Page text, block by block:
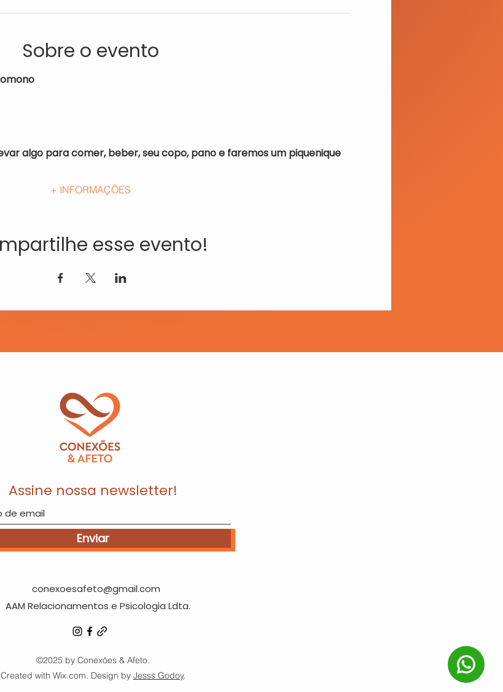
Sobre o evento
algo para comer, beber, seu copo, pano e faremos um piquenique
+ INFORMAÇÕES
esse evento!
Assine nossa newsletter!
Enviar
conexoesafeto@gmail.com
AAM Relacionamentos e Psicologia Ldta.
©2025 by Conexões & Afeto.
Created with Wix.com. Design by Jesss Godoy.